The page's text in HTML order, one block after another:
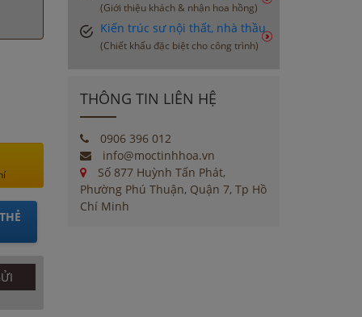
(Giới thiệu khách & nhận hoa hồng)
Kiến trúc sư nội thất, nhà thầu
(Chiết khấu đặc biệt cho công trình)
THÔNG TIN LIÊN HỆ
0906 396 012
info@moctinhhoa.vn
Số 877 Huỳnh Tấn Phát,
Phường Phú Thuận, Quận 7, Tp Hồ
Chí Minh